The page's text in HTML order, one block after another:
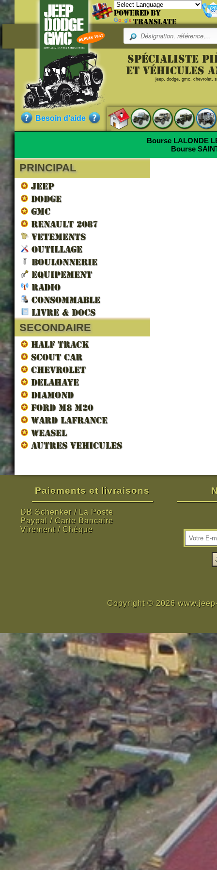
Powered by
Translate
Besoin d'aide
Spécialiste
et véhicules
jeep, dodge, gmc, chevrolet,
Bourse LALONDE
Bourse
PRINCIPAL
JEEP
DODGE
GMC
RENAULT 2087
VETEMENTS
OUTILLAGE
BOULONNERIE
EQUIPEMENT
RADIO
CONSOMMABLE
LIVRE & DOCS
SECONDAIRE
HALF TRACK
SCOUT CAR
CHEVROLET
DELAHAYE
DIAMOND
FORD M8 M20
WARD LAFRANCE
WEASEL
AUTRES VEHICULES
Paiements et livraisons
DB Schenker / La Poste
Paypal / Carte Bancaire
Virement / Chèque
Copyright © 2026